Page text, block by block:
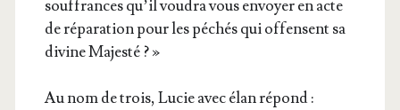
souf­frances qu’il vou­dra vous envoyer en acte
de répa­ra­tion pour les péchés qui offensent sa
divine Majesté ? »
Au nom de trois, Lucie avec élan répond :